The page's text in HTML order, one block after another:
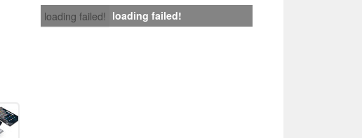
loading failed! loading failed!